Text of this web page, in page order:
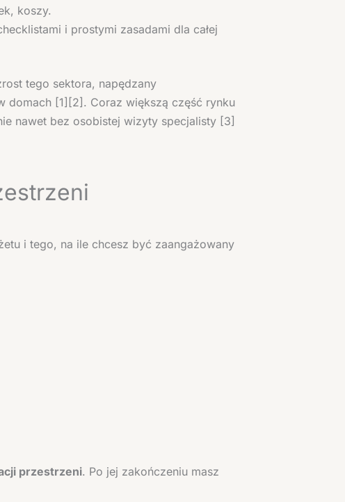
koszy.
i prostymi zasadami dla całej
tego sektora, napędzany
domach [1][2]. Coraz większą część rynku
nawet bez osobistej wizyty specjalisty [3]
i tego, na ile chcesz być zaangażowany
przestrzeni. Po jej zakończeniu masz